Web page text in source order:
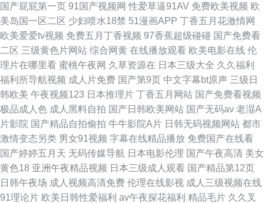
国产屁屁第一页 91国产视频网 性爱草逼91AV 免费欧美视频 欧
美岛国一区二区 少妇喷水18禁 51漫画APP 丁香五月花激情网
欧美爱爱tv视频 免费五月丁香视频 97香蕉超级碰碰 国产免费看
二区 三级黄色片网站 综合网黄 在线播放观看 欧美电影在线 伦
理片在哪里看 蜜桃午夜网 久草资源在 日本三级大全 久久福利
福利所导航视频 成人片免费 国产第9页 中文字幕bt原声 三级日
韩欧美 午夜视频123 日本推理片 丁香五月网站 国产免费看视频
极品成人色 成人黑料自拍 国产日韩欧美网站 国产无码av 老湿A
片影院 国产精品自拍偷拍 牛牛影院A片 日韩无码视频网站 都市
激情变态另类 男女91视频 字幕在线精品播放 免费国产在线看
国产婷婷五月天 无码传媒导航 日本电影伦理 国产午夜高清 美女
黄色18 亚洲午夜精品视频 日本三级成人观看 国产精品第12页
日韩午夜场 成人视频高清免费 伦理在线影视 成人三级视频在线
91理论片 欧美日韩性爱福利 av午夜探花福利 精品毛片 久久叉